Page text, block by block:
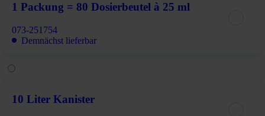
1 Packung = 80 Dosierbeutel à 25 ml
073-251754
Demnächst lieferbar
10 Liter Kanister